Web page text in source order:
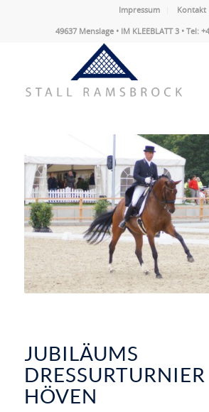
Impressum Kontakt
49637 Menslage • IM KLEEBLATT 3 • Tel:
JUBILÄUMS
HÖVEN